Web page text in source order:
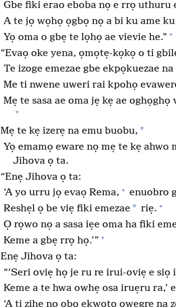
Gbe fiki erao eboba nọ e rrọ uthuru
A te jọ wọhọ ọgbọ nọ a bi ku ame
Yọ oma o gbẹ te lọhọ ae vievie he.” +
“Evaọ oke yena, ọmọtẹ-kọkọ o ti
Te izoge emezae gbe ekpọkuezae na
Me ti nwene uweri rai kpohọ
Mẹ te sasa ae oma jẹ kẹ ae
+
Mẹ te kẹ izerẹ na emu buobu, *
Yọ emamọ eware nọ mẹ te kẹ ahwo
Jihova ọ ta.
“Enẹ Jihova ọ ta:
‘A yo urru jọ evaọ Rema, + enuobro
Reshẹl ọ be viẹ fiki emezae * riẹ. +
Ọ rọwo nọ a sasa iẹe oma ha fiki
Keme a gbẹ rrọ họ.’” +
Enẹ Jihova ọ ta:
“‘Seri oviẹ họ je ru re irui-oviẹ e siọ
Keme a te hwa owhẹ osa iruẹru ra,’
‘A ti zihe no obọ ẹkwotọ ọwegrẹ na